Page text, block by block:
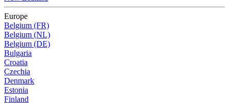
Europe
Belgium (FR)
Belgium (NL)
Belgium (DE)
Bulgaria
Croatia
Czechia
Denmark
Estonia
Finland